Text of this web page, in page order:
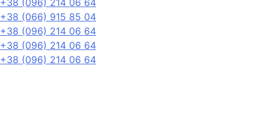
+38 (066) 915 85 04
+38 (096) 214 06 64
+38 (096) 214 06 64
+38 (096) 214 06 64